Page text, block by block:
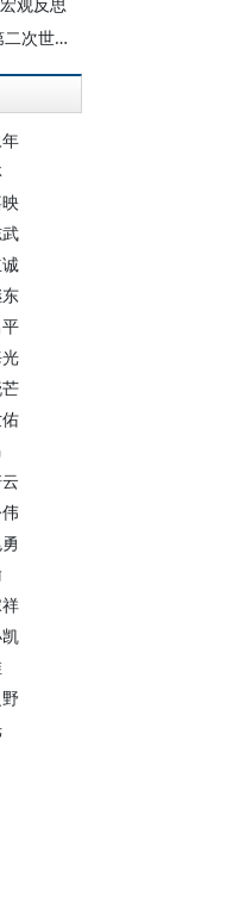
徐蓝：回看历史 昭示未来——第二次世界大战与战后国际秩序的建立